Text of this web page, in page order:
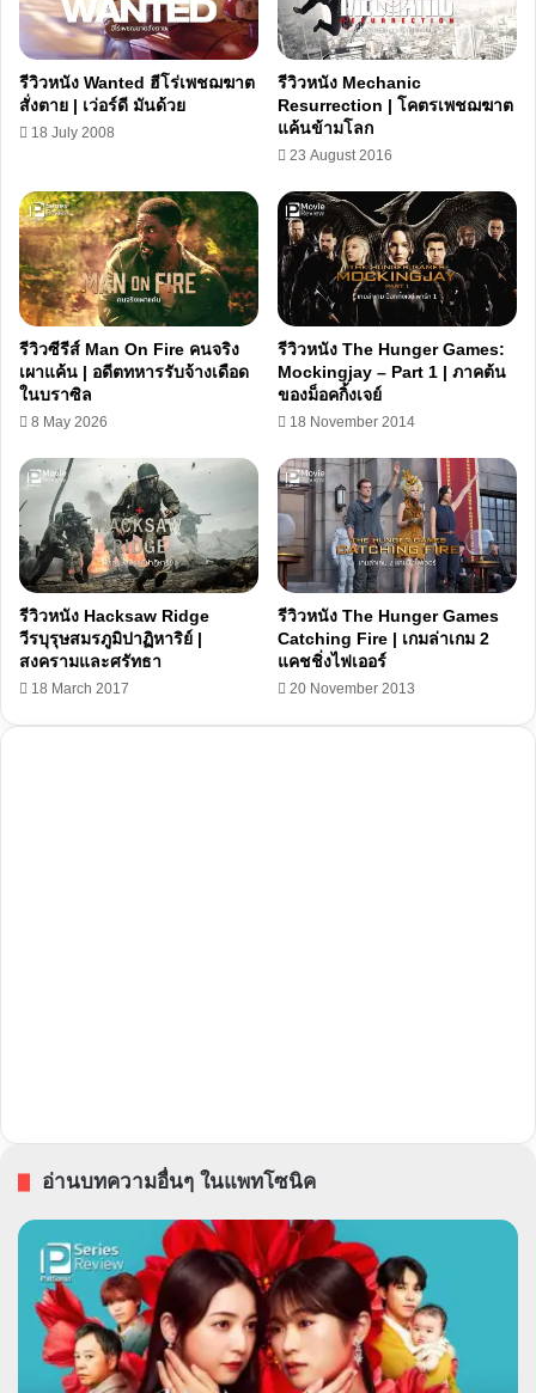
รีวิวหนัง Wanted ฮีโร่เพชฌฆาต
สั่งตาย | เว่อร์ดี มันด้วย
18 July 2008
รีวิวหนัง Mechanic
Resurrection | โคตรเพชฌฆาต
แค้นข้ามโลก
23 August 2016
รีวิวซีรีส์ Man On Fire คนจริง
เผาแค้น | อดีตทหารรับจ้างเดือด
ในบราซิล
8 May 2026
รีวิวหนัง The Hunger Games:
Mockingjay – Part 1 | ภาคต้น
ของม็อคกิ้งเจย์
18 November 2014
รีวิวหนัง Hacksaw Ridge
วีรบุรุษสมรภูมิปาฏิหาริย์ |
สงครามและศรัทธา
18 March 2017
รีวิวหนัง The Hunger Games
Catching Fire | เกมล่าเกม 2
แคชชิ่งไฟเออร์
20 November 2013
อ่านบทความอื่นๆ ในแพทโซนิค